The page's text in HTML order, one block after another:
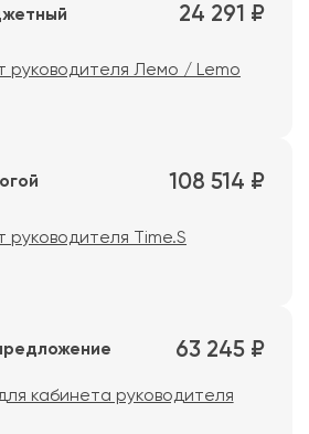
24 291 ₽
руководителя Лемо / Lemo
108 514 ₽
руководителя Time.S
63 245 ₽
кабинета руководителя